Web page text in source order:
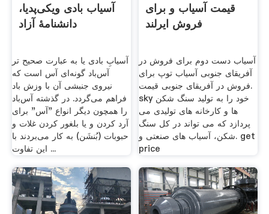
آسیاب بادی ویکی‌پدیا،
دانشنامهٔ آزاد
آسیابِ بادی یا به عبارت صحیح تر
آس‌باد گونه‌ای آس است که
نیروی جنبشی آن با وزش باد
فراهم می‌گردد. در گذشته آس‌باد
را همچون دیگر انواع "آس" برای
آرد کردن و یا بلغور کردن غلات و
حبوبات (بُنشَن) به کار می‌بردند با
این تفاوت ...
قیمت آسیاب و برای
فروش ایرلند
آسیاب دست دوم برای فروش در
آفریقای جنوبی آسیاب توپ برای
فروش در آفریقای جنوبی قیمت.
sky خود را به تولید سنگ شکن
ها و کارخانه های تولیدی می
پردازد که می تواند در کل سنگ
شکن، آسیاب های صنعتی و. get
price